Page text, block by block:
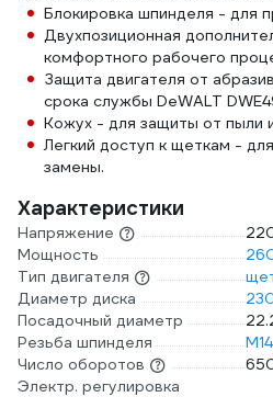
Блокировка шпинделя - для
Двухпозиционная
комфортного рабочего
Защита двигателя от
срока службы DeWALT
Кожух - для защиты от пыли
Легкий доступ к щеткам -
замены.
Характеристики
Напряжение
Мощность
Тип двигателя
Диаметр диска
Посадочный диаметр
Резьба шпинделя
М14
Число оборотов
Электр. регулировка